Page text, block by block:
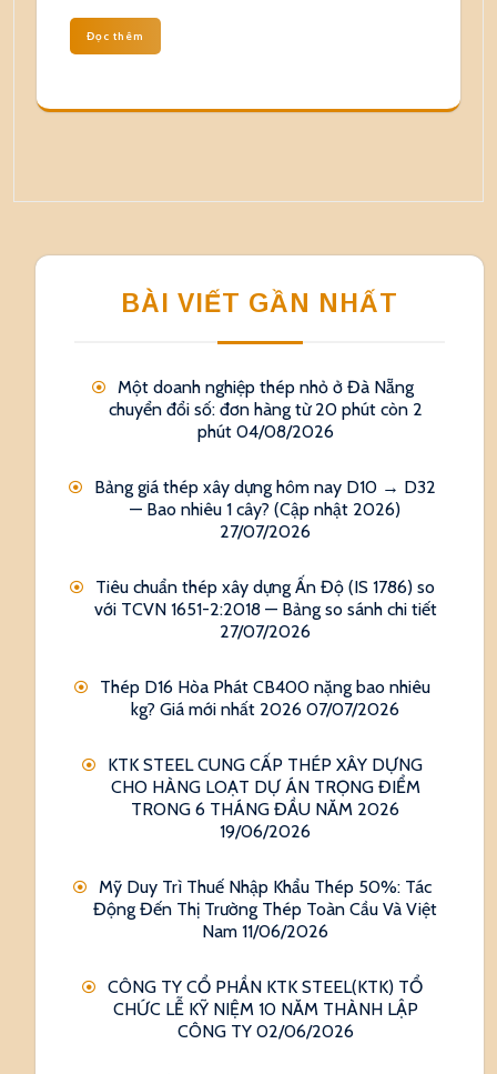
Đọc thêm
BÀI VIẾT GẦN NHẤT
Một doanh nghiệp thép nhỏ ở Đà Nẵng
chuyển đổi số: đơn hàng từ 20 phút còn 2
phút 04/08/2026
Bảng giá thép xây dựng hôm nay D10 → D32
— Bao nhiêu 1 cây? (Cập nhật 2026)
27/07/2026
Tiêu chuẩn thép xây dựng Ấn Độ (IS 1786) so
với TCVN 1651-2:2018 — Bảng so sánh chi tiết
27/07/2026
Thép D16 Hòa Phát CB400 nặng bao nhiêu
kg? Giá mới nhất 2026 07/07/2026
KTK STEEL CUNG CẤP THÉP XÂY DỰNG
CHO HÀNG LOẠT DỰ ÁN TRỌNG ĐIỂM
TRONG 6 THÁNG ĐẦU NĂM 2026
19/06/2026
Mỹ Duy Trì Thuế Nhập Khẩu Thép 50%: Tác
Động Đến Thị Trường Thép Toàn Cầu Và Việt
Nam 11/06/2026
CÔNG TY CỔ PHẦN KTK STEEL(KTK) TỔ
CHỨC LỄ KỸ NIỆM 10 NĂM THÀNH LẬP
CÔNG TY 02/06/2026